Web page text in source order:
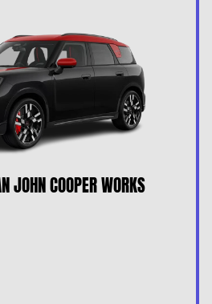
JOHN COOPER WORKS